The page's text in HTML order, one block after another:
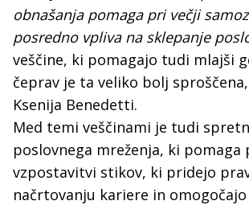
obnašanja pomaga pri večji
posredno vpliva na sklepanje
veščine, ki pomagajo tudi mlajši
čeprav je ta veliko bolj
Ksenija Benedetti.
Med temi veščinami je tudi
poslovnega mreženja, ki pomaga
vzpostavitvi stikov, ki pridejo
načrtovanju kariere in